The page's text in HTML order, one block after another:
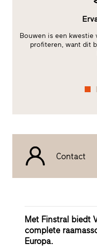
Bouwen is een kwestie
profiteren, want dit
Contact
Met Finstral biedt
complete
Europa.